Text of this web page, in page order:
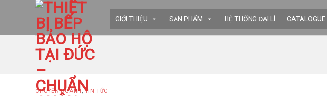
GIỚI THIỆU SẢN PHẨM HỆ THỐNG ĐẠI LÍ CATALOGUE
CHUYÊN NGÀNH ,TIN TỨC